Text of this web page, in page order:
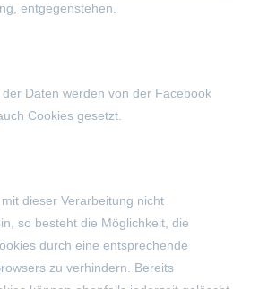
entgegenstehen.
Daten werden von der Facebook
Cookies gesetzt.
dieser Verarbeitung nicht
so besteht die Möglichkeit, die
durch eine entsprechende
zu verhindern. Bereits